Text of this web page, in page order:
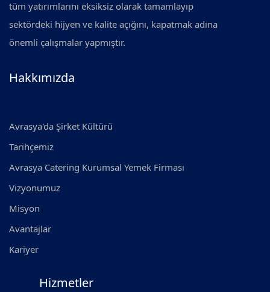
tüm yatırımlarını eksiksiz olarak tamamlayıp
sektördeki hijyen ve kalite açığını, kapatmak adına
önemli çalışmalar yapmıştır.
Hakkımızda
Avrasya'da Şirket Kültürü
Tarihçemiz
Avrasya Catering Kurumsal Yemek Firması
Vizyonumuz
Misyon
Avantajlar
Kariyer
Hizmetler